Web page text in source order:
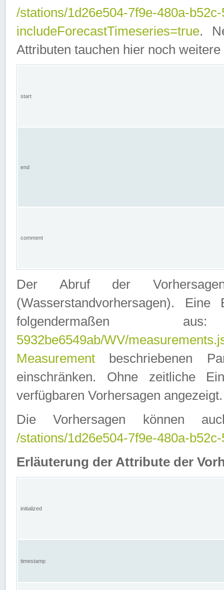
/stations/1d26e504-7f9e-480a-
includeForecastTimeseries=true.
Attributen tauchen hier noch weitere
start
end
comment
Der Abruf der
(Wasserstandvorhersagen).
folgendermaßen
5932be6549ab/WV/
Measurement beschriebenen
einschränken. Ohne zeitliche
verfügbaren Vorhersagen angezeigt.
Die Vorhersagen können
/stations/1d26e504-7f9e-480a-
Erläuterung der Attribute der
initialized
timestamp